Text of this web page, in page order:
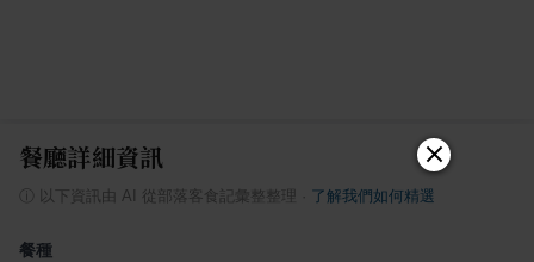
餐廳詳細資訊
以下資訊由 AI 從部落客食記彙整整理 了解我們如何精選
餐種